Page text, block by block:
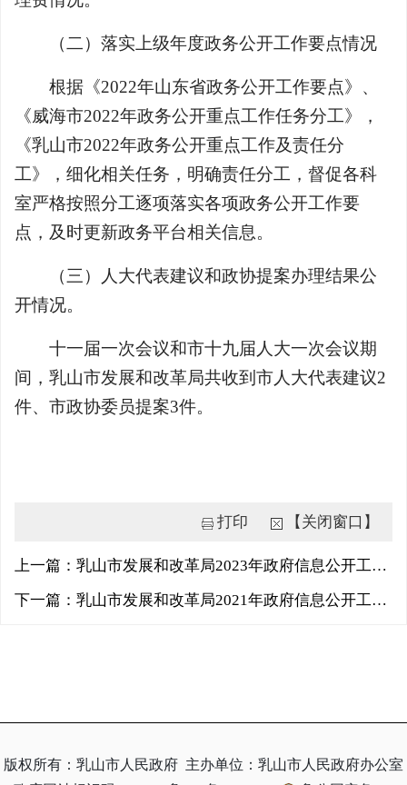
（二）落实上级年度政务公开工作要点情况
根据《2022年山东省政务公开工作要点》、
《威海市2022年政务公开重点工作任务分工》，
《乳山市2022年政务公开重点工作及责任分
工》，细化相关任务，明确责任分工，督促各科
室严格按照分工逐项落实各项政务公开工作要
点，及时更新政务平台相关信息。
（三）人大代表建议和政协提案办理结果公
开情况。
十一届一次会议和市十九届人大一次会议期
间，乳山市发展和改革局共收到市人大代表建议2
件、市政协委员提案3件。
打印 【关闭窗口】
上一篇：乳山市发展和改革局2023年政府信息公开工作年度报告
下一篇：乳山市发展和改革局2021年政府信息公开工作年度报告
版权所有：乳山市人民政府 主办单位：乳山市人民政府办公室